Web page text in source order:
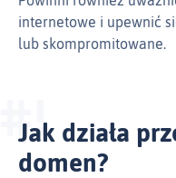
internetowe i upewnić
lub skompromitowane.
Jak działa
domen?